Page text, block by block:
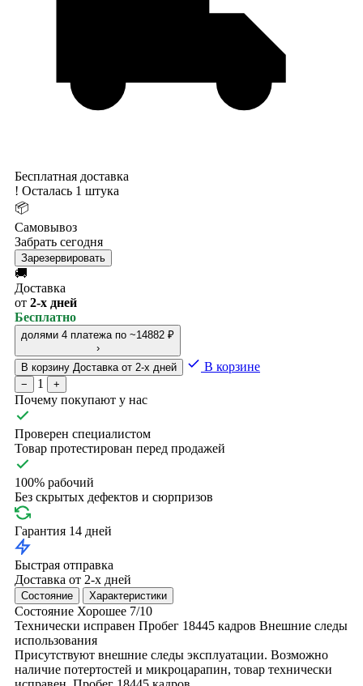
Бесплатная доставка
! Осталась 1 штука
📦
Самовывоз
Забрать сегодня
Зарезервировать
🚚
Доставка
от 2-х дней
Бесплатно
долями 4 платежа по ~14882 ₽
›
В корзину Доставка от 2-х дней В корзине
− 1 +
Почему покупают у нас
Проверен специалистом
Товар протестирован перед продажей
100% рабочий
Без скрытых дефектов и сюрпризов
Гарантия 14 дней
Быстрая отправка
Доставка от 2-х дней
Состояние Характеристики
Состояние Хорошее 7/10
Технически исправен Пробег 18445 кадров Внешние следы
использования
Присутствуют внешние следы эксплуатации. Возможно
наличие потертостей и микроцарапин, товар технически